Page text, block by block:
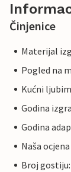
Činjenice
Materijal
Pogled na
Kućni
Godina
Godina
Naša
Broj gostiju: